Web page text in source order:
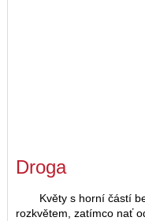
Droga
Květy s horní částí
rozkvětem, zatímco nať